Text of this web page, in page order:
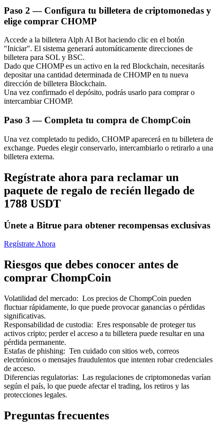
Bitrue
AI
Bitrue Partners
Afiliados de Bitrue
Referencia
Invita a un amigo para recibir recompensas en efectivo
BTC Welcome Rewards
Paso 2 — Configura tu billetera de criptomonedas y
elige comprar CHOMP
Accede a la billetera Alph AI Bot haciendo clic en el botón
"Iniciar". El sistema generará automáticamente direcciones de
billetera para SOL y BSC.
Dado que CHOMP es un activo en la red Blockchain, necesitarás
depositar una cantidad determinada de CHOMP en tu nueva
dirección de billetera Blockchain.
Una vez confirmado el depósito, podrás usarlo para comprar o
intercambiar CHOMP.
Paso 3 — Completa tu compra de ChompCoin
Una vez completado tu pedido, CHOMP aparecerá en tu billetera de
exchange. Puedes elegir conservarlo, intercambiarlo o retirarlo a una
billetera externa.
Regístrate ahora para reclamar un
paquete de regalo de recién llegado de
1788 USDT
Únete a Bitrue para obtener recompensas exclusivas
Regístrate Ahora
Riesgos que debes conocer antes de
comprar ChompCoin
Volatilidad del mercado: Los precios de ChompCoin pueden
fluctuar rápidamente, lo que puede provocar ganancias o pérdidas
significativas.
Responsabilidad de custodia: Eres responsable de proteger tus
activos cripto; perder el acceso a tu billetera puede resultar en una
pérdida permanente.
Estafas de phishing: Ten cuidado con sitios web, correos
electrónicos o mensajes fraudulentos que intenten robar credenciales
de acceso.
Diferencias regulatorias: Las regulaciones de criptomonedas varían
según el país, lo que puede afectar el trading, los retiros y las
protecciones legales.
Preguntas frecuentes